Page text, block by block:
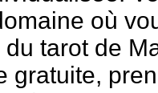
où
tarot de
gratuite,